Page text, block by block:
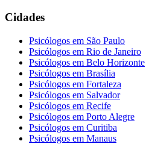
Cidades
Psicólogos em São Paulo
Psicólogos em Rio de Janeiro
Psicólogos em Belo Horizonte
Psicólogos em Brasília
Psicólogos em Fortaleza
Psicólogos em Salvador
Psicólogos em Recife
Psicólogos em Porto Alegre
Psicólogos em Curitiba
Psicólogos em Manaus